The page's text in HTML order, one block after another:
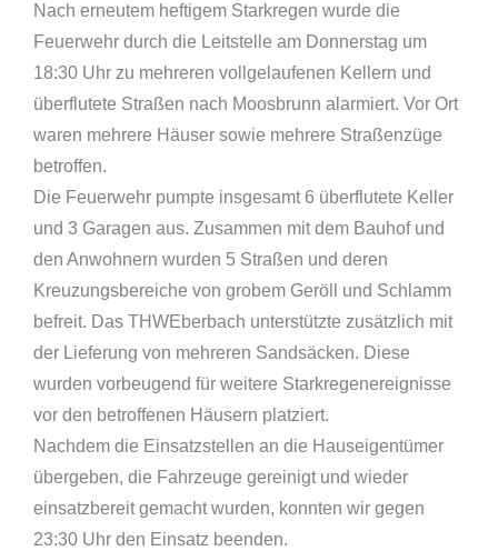
Nach erneutem heftigem Starkregen wurde die
Feuerwehr durch die Leitstelle am Donnerstag um
18:30 Uhr zu mehreren vollgelaufenen Kellern und
überflutete Straßen nach Moosbrunn alarmiert. Vor Ort
waren mehrere Häuser sowie mehrere Straßenzüge
betroffen.
Die Feuerwehr pumpte insgesamt 6 überflutete Keller
und 3 Garagen aus. Zusammen mit dem Bauhof und
den Anwohnern wurden 5 Straßen und deren
Kreuzungsbereiche von grobem Geröll und Schlamm
befreit. Das THWEberbach unterstützte zusätzlich mit
der Lieferung von mehreren Sandsäcken. Diese
wurden vorbeugend für weitere Starkregenereignisse
vor den betroffenen Häusern platziert.
Nachdem die Einsatzstellen an die Hauseigentümer
übergeben, die Fahrzeuge gereinigt und wieder
einsatzbereit gemacht wurden, konnten wir gegen
23:30 Uhr den Einsatz beenden.